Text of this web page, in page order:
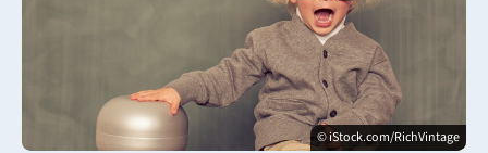
© iStock.com/RichVintage